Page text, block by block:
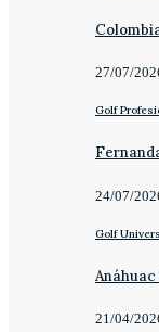
27/07/
Golf
24/07/
Golf
21/04/